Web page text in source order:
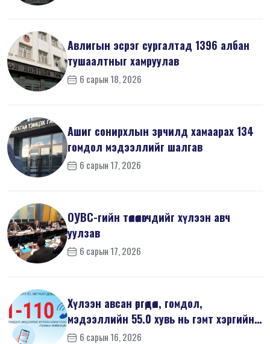
Авлигын эсрэг сургалтад 1396 албан
тушаалтныг хамруулав
6 сарын 18, 2026
Ашиг сонирхлын зөрчилд хамаарах 134
гомдол мэдээллийг шалгав
6 сарын 17, 2026
ОУВС-гийн төлөөлөгчдийг хүлээн авч
уулзав
6 сарын 17, 2026
Хүлээн авсан өргөдөл, гомдол,
мэдээллийн 55.0 хувь нь гэмт хэргийн
шин...
6 сарын 16, 2026